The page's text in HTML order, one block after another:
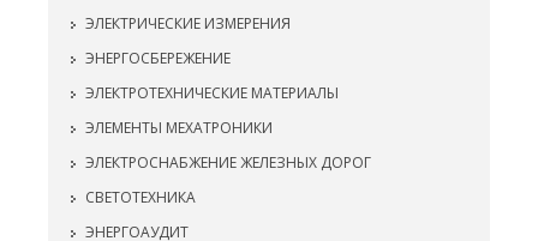
ЭЛЕКТРИЧЕСКИЕ ИЗМЕРЕНИЯ
ЭНЕРГОСБЕРЕЖЕНИЕ
ЭЛЕКТРОТЕХНИЧЕСКИЕ МАТЕРИАЛЫ
ЭЛЕМЕНТЫ МЕХАТРОНИКИ
ЭЛЕКТРОСНАБЖЕНИЕ ЖЕЛЕЗНЫХ ДОРОГ
СВЕТОТЕХНИКА
ЭНЕРГОАУДИТ